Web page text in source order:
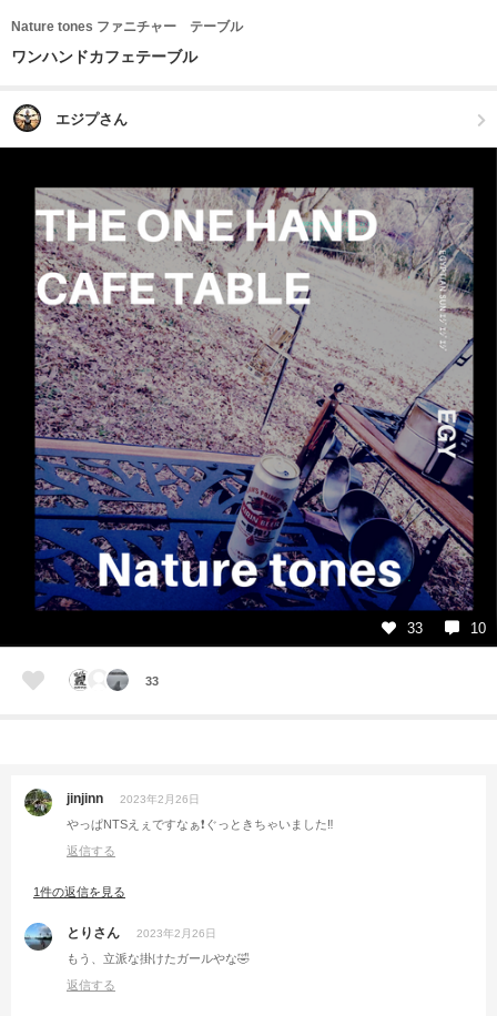
Nature tones ファニチャー テーブル
ワンハンドカフェテーブル
エジプさん
33 10
33
jinjinn 2023年2月26日
やっぱNTSえぇですなぁ❗️ぐっときちゃいました‼️
返信する
1件の返信を見る
とりさん 2023年2月26日
もう、立派な掛けたガールやな🤣
返信する